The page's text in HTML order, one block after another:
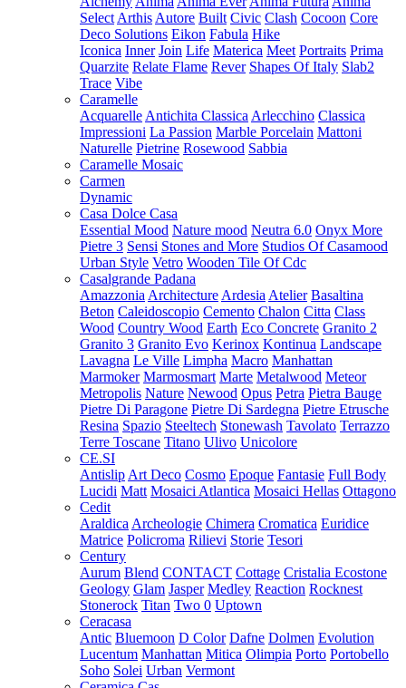
Select Arthis Autore Built Civic Clash Cocoon Core
Deco Solutions Eikon Fabula Hike
Iconica Inner Join Life Materica Meet Portraits Prima
Quarzite Relate Flame Rever Shapes Of Italy Slab2
Trace Vibe
Caramelle
Acquarelle Antichita Classica Arlecchino Classica
Impressioni La Passion Marble Porcelain Mattoni
Naturelle Pietrine Rosewood Sabbia
Caramelle Mosaic
Carmen
Dynamic
Casa Dolce Casa
Essential Mood Nature mood Neutra 6.0 Onyx More
Pietre 3 Sensi Stones and More Studios Of Casamood
Urban Style Vetro Wooden Tile Of Cdc
Casalgrande Padana
Amazzonia Architecture Ardesia Atelier Basaltina
Beton Caleidoscopio Cemento Chalon Citta Class
Wood Country Wood Earth Eco Concrete Granito 2
Granito 3 Granito Evo Kerinox Kontinua Landscape
Lavagna Le Ville Limpha Macro Manhattan
Marmoker Marmosmart Marte Metalwood Meteor
Metropolis Nature Newood Opus Petra Pietra Bauge
Pietre Di Paragone Pietre Di Sardegna Pietre Etrusche
Resina Spazio Steeltech Stonewash Tavolato Terrazzo
Terre Toscane Titano Ulivo Unicolore
CE.SI
Antislip Art Deco Cosmo Epoque Fantasie Full Body
Lucidi Matt Mosaici Atlantica Mosaici Hellas Ottagono
Cedit
Araldica Archeologie Chimera Cromatica Euridice
Matrice Policroma Rilievi Storie Tesori
Century
Aurum Blend CONTACT Cottage Cristalia Ecostone
Geology Glam Jasper Medley Reaction Rocknest
Stonerock Titan Two 0 Uptown
Ceracasa
Antic Bluemoon D Color Dafne Dolmen Evolution
Lucentum Manhattan Mitica Olimpia Porto Portobello
Soho Solei Urban Vermont